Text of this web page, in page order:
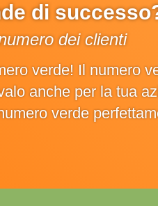
di
dei clienti
verde! Il numero
anche per la tua
verde